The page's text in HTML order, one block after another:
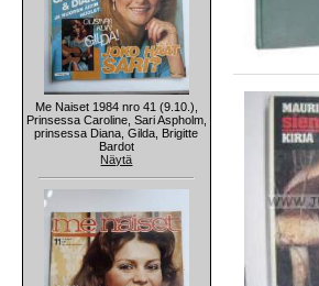
Me Naiset 1984 nro 41 (9.10.),
Prinsessa Caroline, Sari Aspholm,
prinsessa Diana, Gilda, Brigitte
Bardot
Näytä